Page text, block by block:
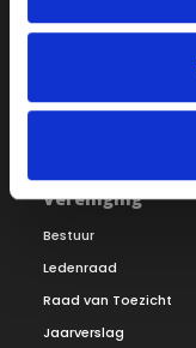
Onze missie
Inloggen
Vereniging
Bestuur
Ledenraad
Raad van Toezicht
Jaarverslag